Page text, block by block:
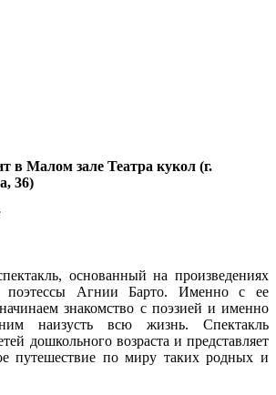
в Малом зале Театра кукол (г.
36)
основанный на произведениях
поэтессы Агнии Барто. Именно с ее
знакомство с поэзией и именно
наизусть всю жизнь. Спектакль
дошкольного возраста и представляет
путешествие по миру таких родных и